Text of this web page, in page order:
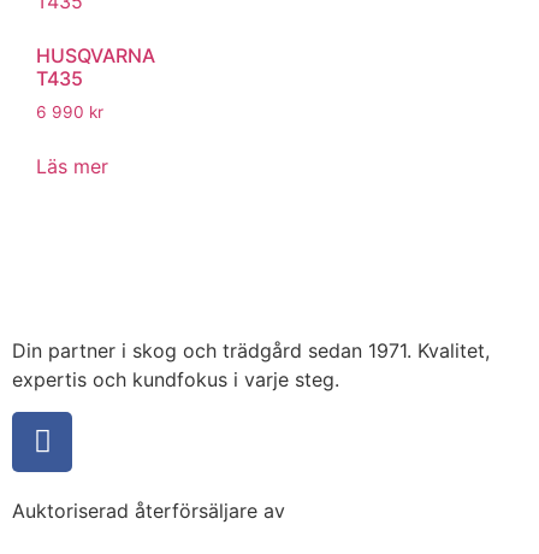
HUSQVARNA
T435
6 990 kr
Läs mer
Din partner i skog och trädgård sedan 1971. Kvalitet,
expertis och kundfokus i varje steg.
Auktoriserad återförsäljare av